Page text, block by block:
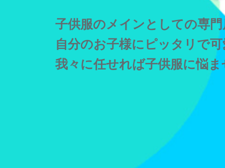
子供服のメインとしての専
自分のお子様にピッタリで
我々に任せれば子供服に悩